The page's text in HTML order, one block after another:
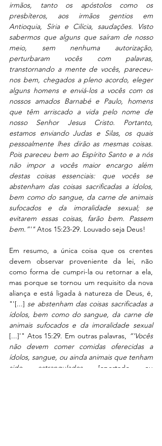
irmãos, tanto os apóstolos como os
presbíteros, aos irmãos gentios em
Antioquia, Síria e Cilícia, saudações. Visto
sabermos que alguns que saíram de nosso
meio, sem nenhuma autorização,
perturbaram vocês com palavras,
transtornando a mente de vocês, pareceu-
nos bem, chegados a pleno acordo, eleger
alguns homens e enviá-los a vocês com os
nossos amados Barnabé e Paulo, homens
que têm arriscado a vida pelo nome de
nosso Senhor Jesus Cristo. Portanto,
estamos enviando Judas e Silas, os quais
pessoalmente lhes dirão as mesmas coisas.
Pois pareceu bem ao Espírito Santo e a nós
não impor a vocês maior encargo além
destas coisas essenciais: que vocês se
abstenham das coisas sacrificadas a ídolos,
bem como do sangue, da carne de animais
sufocados e da imoralidade sexual; se
evitarem essas coisas, farão bem. Passem
bem.”'" Atos 15:23-29. Louvado seja Deus!
Em resumo, a única coisa que os crentes
devem observar proveniente da lei, não
como forma de cumpri-la ou retornar a ela,
mas porque se tornou um requisito da nova
aliança e está ligada à natureza de Deus, é,
"'[...] se abstenham das coisas sacrificadas a
ídolos, bem como do sangue, da carne de
animais sufocados e da imoralidade sexual
[...]'" Atos 15:29. Em outras palavras, “'Vocês
não devem comer comidas oferecidas a
ídolos, sangue, ou ainda animais que tenham
sido estrangulados [apertado ou